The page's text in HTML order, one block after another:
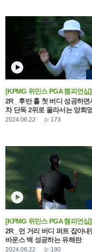
[KPMG 위민스 PGA 챔피언십]
2R_ 후반 홀 첫 버디 성공하면
차 단독 2위로 올라서는 양희
2024.06.22 173
[KPMG 위민스 PGA 챔피언십]
2R_ 먼 거리 버디 퍼트 잡아내
바운스 백 성공하는 유해란
2024.06.22 190